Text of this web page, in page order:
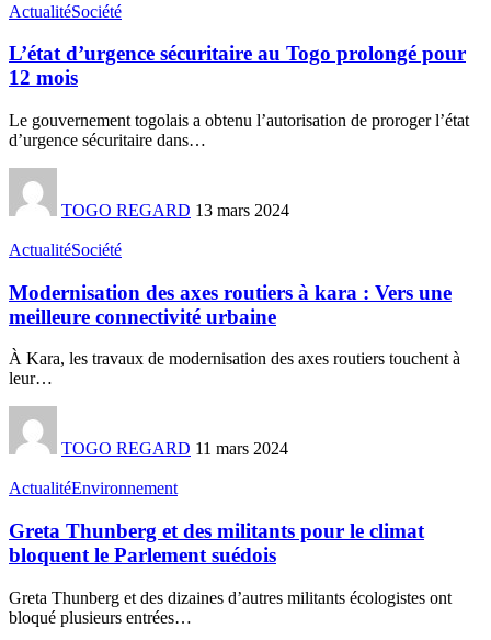
ActualitéSociété
L’état d’urgence sécuritaire au Togo prolongé pour
12 mois
Le gouvernement togolais a obtenu l’autorisation de proroger l’état
d’urgence sécuritaire dans…
TOGO REGARD 13 mars 2024
ActualitéSociété
Modernisation des axes routiers à kara : Vers une
meilleure connectivité urbaine
À Kara, les travaux de modernisation des axes routiers touchent à
leur…
TOGO REGARD 11 mars 2024
ActualitéEnvironnement
Greta Thunberg et des militants pour le climat
bloquent le Parlement suédois
Greta Thunberg et des dizaines d’autres militants écologistes ont
bloqué plusieurs entrées…